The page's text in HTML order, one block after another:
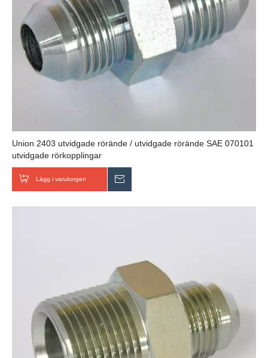
Union 2403 utvidgade rörände / utvidgade rörände SAE 070101
utvidgade rörkopplingar
Lägg i varukorgen